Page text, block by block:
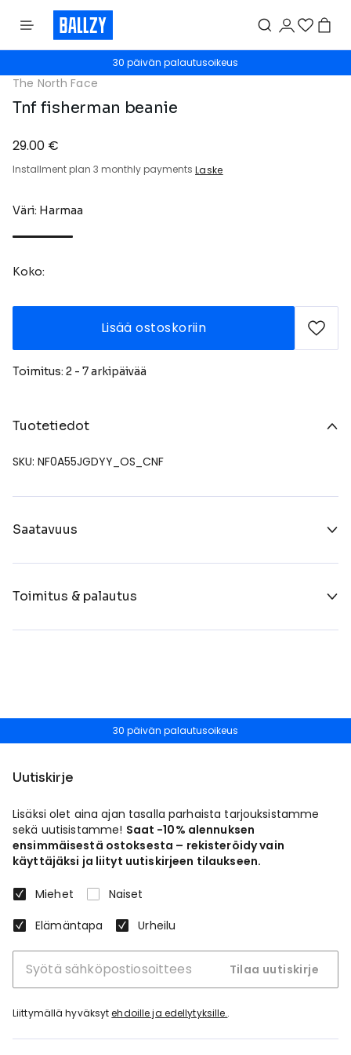
30 päivän palautusoikeus
The North Face
Tnf fisherman beanie
29.00 €
Installment plan 3 monthly payments Laske
Väri: Harmaa
Koko:
Lisää ostoskoriin
Toimitus: 2 - 7 arkipäivää
Tuotetiedot
SKU: NF0A55JGDYY_OS_CNF
Saatavuus
Toimitus & palautus
30 päivän palautusoikeus
Uutiskirje
Lisäksi olet aina ajan tasalla parhaista tarjouksistamme
sekä uutisistamme! Saat -10% alennuksen
ensimmäisestä ostoksesta – rekisteröidy vain
käyttäjäksi ja liityt uutiskirjeen tilaukseen.
Miehet
Naiset
Elämäntapa
Urheilu
Tilaa uutiskirje
Liittymällä hyväksytehdoille ja edellytyksille..